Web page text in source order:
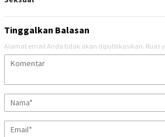
Tinggalkan Balasan
Alamat email Anda tidak akan dipublikasikan. Ruas